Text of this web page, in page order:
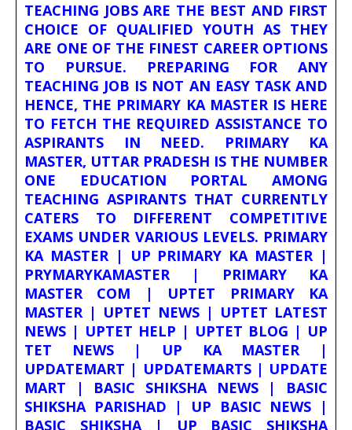
TEACHING JOBS ARE THE BEST AND FIRST
CHOICE OF QUALIFIED YOUTH AS THEY
ARE ONE OF THE FINEST CAREER OPTIONS
TO PURSUE. PREPARING FOR ANY
TEACHING JOB IS NOT AN EASY TASK AND
HENCE, THE PRIMARY KA MASTER IS HERE
TO FETCH THE REQUIRED ASSISTANCE TO
ASPIRANTS IN NEED. PRIMARY KA
MASTER, UTTAR PRADESH IS THE NUMBER
ONE EDUCATION PORTAL AMONG
TEACHING ASPIRANTS THAT CURRENTLY
CATERS TO DIFFERENT COMPETITIVE
EXAMS UNDER VARIOUS LEVELS. PRIMARY
KA MASTER | UP PRIMARY KA MASTER |
PRYMARYKAMASTER | PRIMARY KA
MASTER COM | UPTET PRIMARY KA
MASTER | UPTET NEWS | UPTET LATEST
NEWS | UPTET HELP | UPTET BLOG | UP
TET NEWS | UP KA MASTER |
UPDATEMART | UPDATEMARTS | UPDATE
MART | BASIC SHIKSHA NEWS | BASIC
SHIKSHA PARISHAD | UP BASIC NEWS |
BASIC SHIKSHA | UP BASIC SHIKSHA